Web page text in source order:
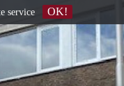
service OK!